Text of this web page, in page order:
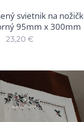
svietnik na
95mm x 300mm
23,20 €